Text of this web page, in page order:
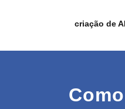
criação de